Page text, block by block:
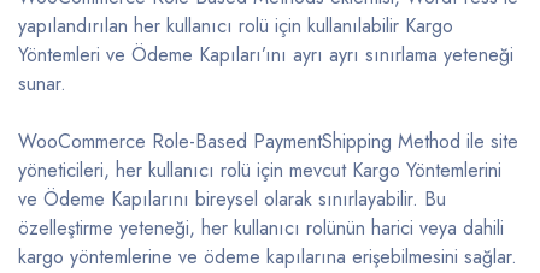
yapılandırılan her kullanıcı rolü için kullanılabilir Kargo
Yöntemleri ve Ödeme Kapıları’ını ayrı ayrı sınırlama yeteneği
sunar.
WooCommerce Role-Based PaymentShipping Method ile site
yöneticileri, her kullanıcı rolü için mevcut Kargo Yöntemlerini
ve Ödeme Kapılarını bireysel olarak sınırlayabilir. Bu
özelleştirme yeteneği, her kullanıcı rolünün harici veya dahili
kargo yöntemlerine ve ödeme kapılarına erişebilmesini sağlar.